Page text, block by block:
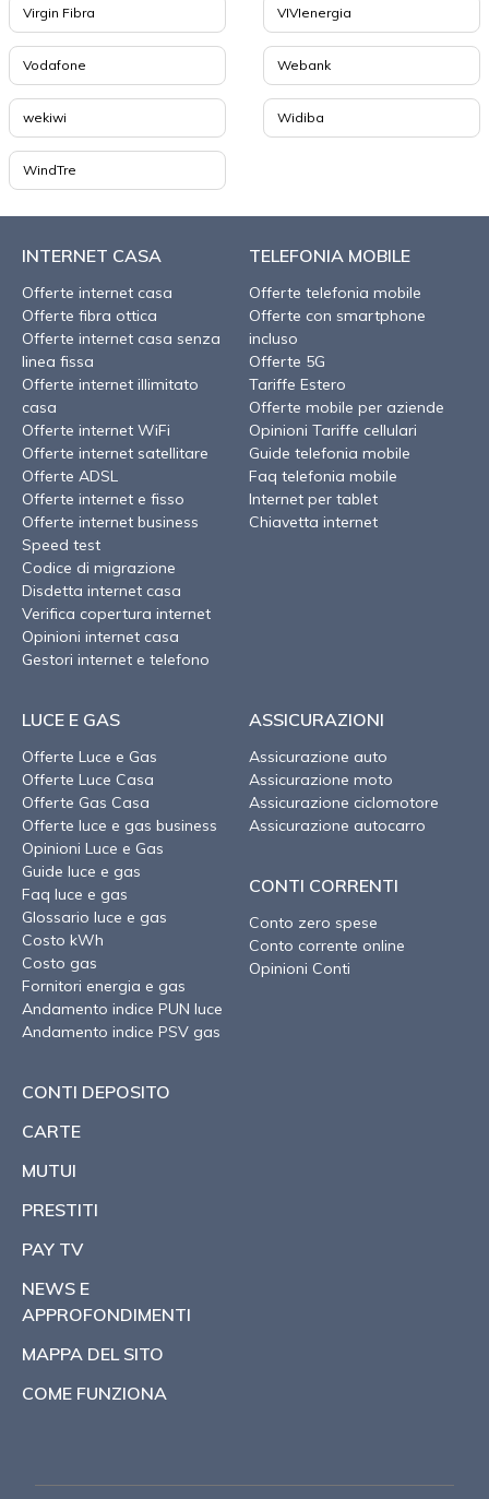
Virgin Fibra VIVIenergia
Vodafone Webank
wekiwi Widiba
WindTre
INTERNET CASA
Offerte internet casa
Offerte fibra ottica
Offerte internet casa senza
linea fissa
Offerte internet illimitato
casa
Offerte internet WiFi
Offerte internet satellitare
Offerte ADSL
Offerte internet e fisso
Offerte internet business
Speed test
Codice di migrazione
Disdetta internet casa
Verifica copertura internet
Opinioni internet casa
Gestori internet e telefono
TELEFONIA MOBILE
Offerte telefonia mobile
Offerte con smartphone
incluso
Offerte 5G
Tariffe Estero
Offerte mobile per aziende
Opinioni Tariffe cellulari
Guide telefonia mobile
Faq telefonia mobile
Internet per tablet
Chiavetta internet
LUCE E GAS
Offerte Luce e Gas
Offerte Luce Casa
Offerte Gas Casa
Offerte luce e gas business
Opinioni Luce e Gas
Guide luce e gas
Faq luce e gas
Glossario luce e gas
Costo kWh
Costo gas
Fornitori energia e gas
Andamento indice PUN luce
Andamento indice PSV gas
ASSICURAZIONI
Assicurazione auto
Assicurazione moto
Assicurazione ciclomotore
Assicurazione autocarro
CONTI CORRENTI
Conto zero spese
Conto corrente online
Opinioni Conti
CONTI DEPOSITO
CARTE
MUTUI
PRESTITI
PAY TV
NEWS E
APPROFONDIMENTI
MAPPA DEL SITO
COME FUNZIONA